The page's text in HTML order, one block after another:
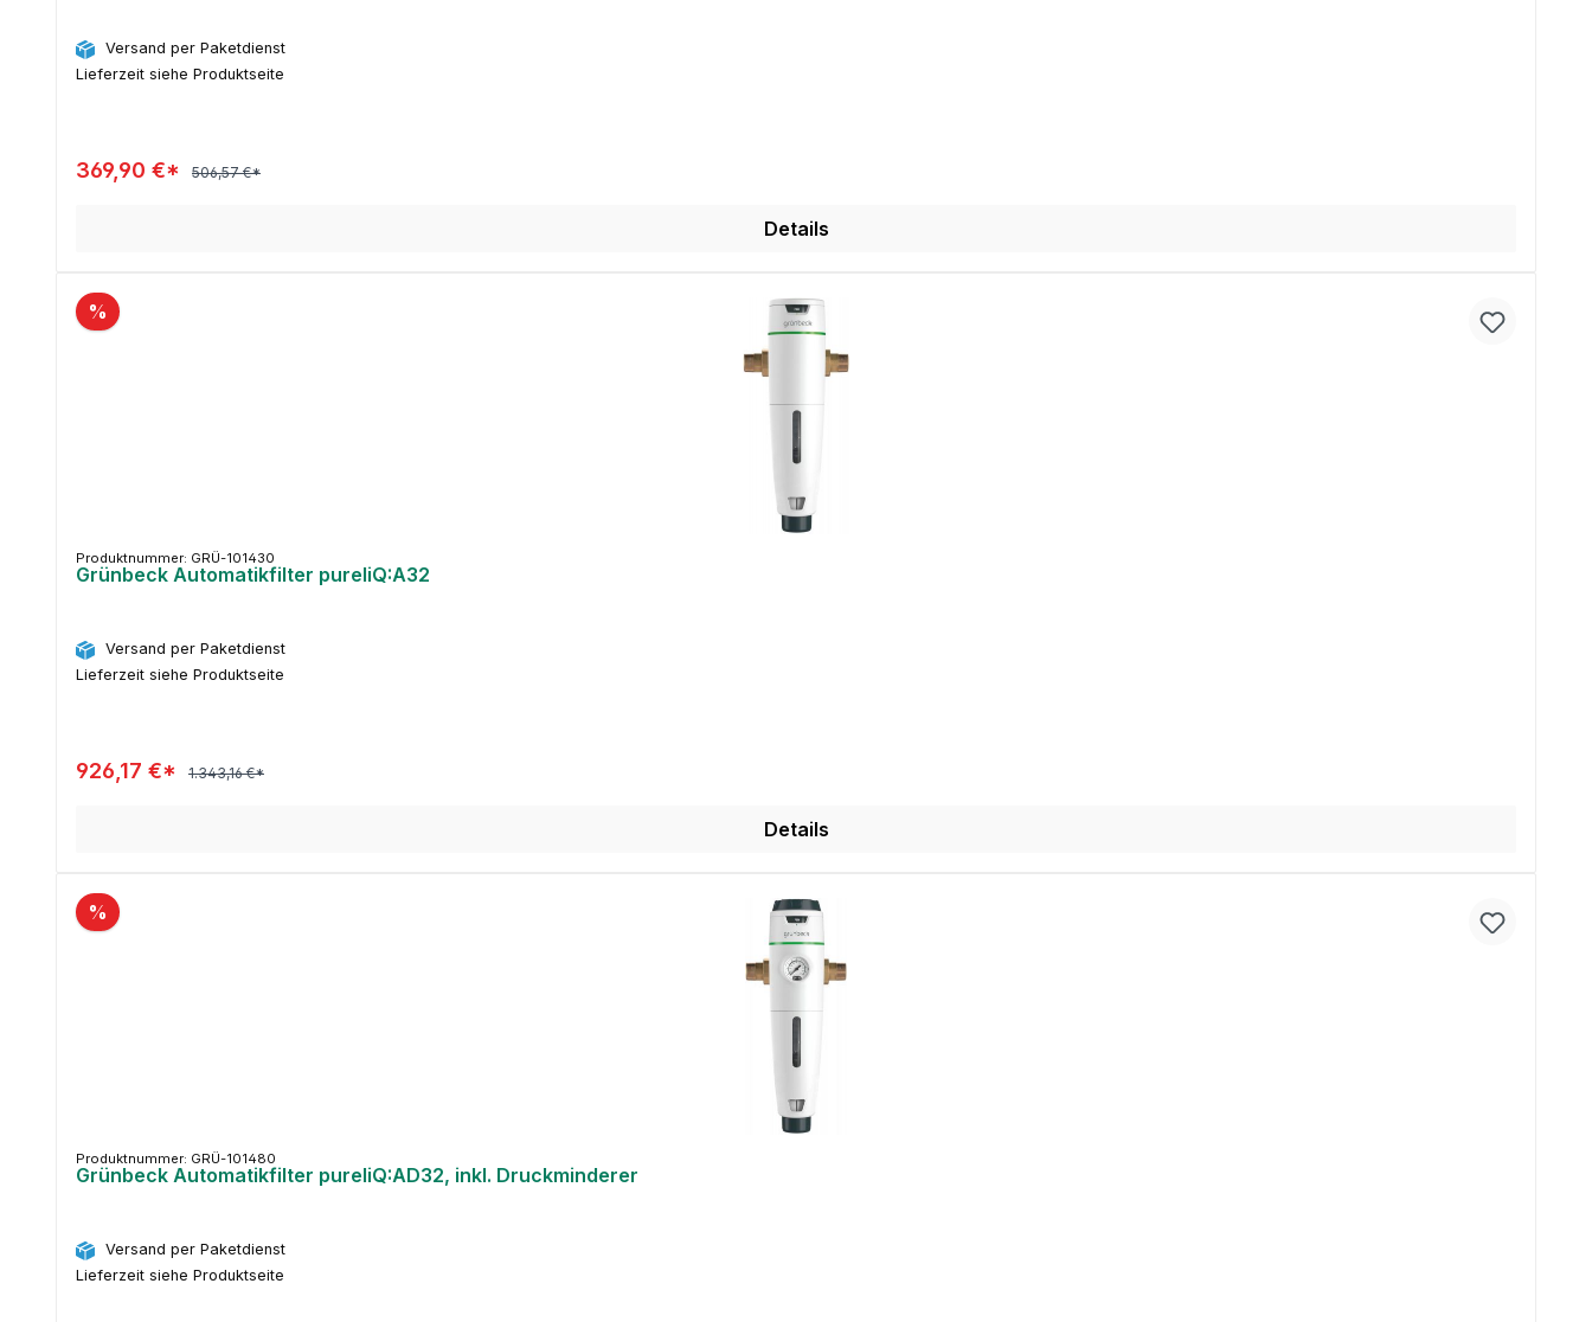
Versand per Paketdienst
Lieferzeit siehe Produktseite
369,90 €* 506,57 €*
Details
%
Produktnummer: GRÜ-101430
Grünbeck Automatikfilter pureliQ:A32
Versand per Paketdienst
Lieferzeit siehe Produktseite
926,17 €* 1.343,16 €*
Details
%
Produktnummer: GRÜ-101480
Grünbeck Automatikfilter pureliQ:AD32, inkl. Druckminderer
Versand per Paketdienst
Lieferzeit siehe Produktseite